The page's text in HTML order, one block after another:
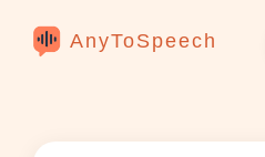
AnyToSpeech